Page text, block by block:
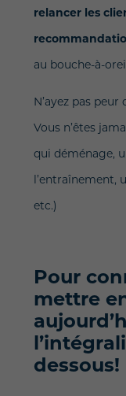
relancer les
au bouche-à-
N’ayez pas
Vous n’êtes
qui déménage,
l’entraînement,
etc.)
Pour
mettre
dessous!